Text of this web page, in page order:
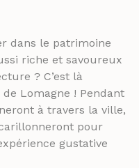
dans le patrimoine
riche et savoureux
? C’est là
Lomagne ! Pendant
à travers la ville,
pour
gustative